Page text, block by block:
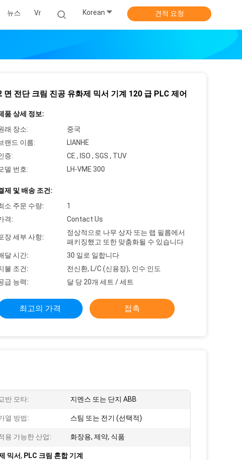
뉴스 Vr Korean 견적 요청
면 전단 크림 진공 유화제 믹서 기계 120 급 PLC 제어
품 상세 정보:
래 장소:
중국
랜드 이름:
LIANHE
증:
CE , ISO , SGS , TUV
델 번호:
LH-VME 300
제 및 배송 조건:
소 주문 수량:
1
격:
Contact Us
장 세부 사항:
정상적으로 나무 상자 또는 랩 필름에서
패키징했고 또한 맞춤화될 수 있습니다
달 시간:
30 일로 일합니다
불 조건:
전신환, L/C (신용장), 인수 인도
급 능력:
달 당 20개 세트 / 세트
최고의 가격 접촉
반 모타: 지멘스 또는 단지 ABB
열 방법: 스팀 또는 전기 (선택적)
용 가능한 산업: 화장용, 제약, 식품
믹서, PLC 크림 혼합 기계